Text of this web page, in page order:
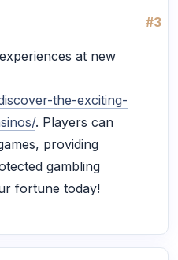
#3
at new
the-exciting-
. Players can
providing
gambling
fortune today!